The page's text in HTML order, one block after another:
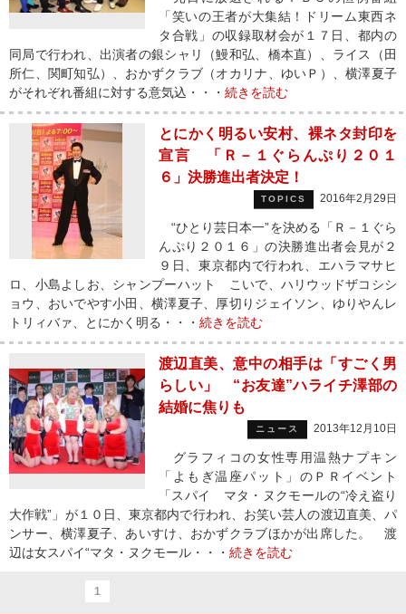
「笑いの王者が大集結！ドリーム東西ネ
タ合戦」の収録取材会が１７日、都内の
同局で行われ、出演者の銀シャリ（鰻和弘、橋本直）、ライス（田
所仁、関町知弘）、おかずクラブ（オカリナ、ゆいＰ）、横澤夏子
がそれぞれ番組に対する意気込・・・ 続きを読む
とにかく明るい安村、裸ネタ封印を
宣言 「Ｒ－１ぐらんぷり２０１
６」決勝進出者決定！
TOPICS 2016年2月29日
“ひとり芸日本一”を決める「Ｒ－１ぐら
んぷり２０１６」の決勝進出者会見が２
９日、東京都内で行われ、エハラマサヒ
ロ、小島よしお、シャンプーハット こいで、ハリウッドザコシシ
ョウ、おいでやす小田、横澤夏子、厚切りジェイソン、ゆりやんレ
トリィバァ、とにかく明る・・・ 続きを読む
渡辺直美、意中の相手は「すごく男
らしい」 “お友達”ハライチ澤部の
結婚に焦りも
ニュース 2013年12月10日
グラフィコの女性専用温熱ナプキン
「よもぎ温座パット」のＰＲイベント
「スパイ マタ・ヌクモールの“冷え盗り
大作戦”」が１０日、東京都内で行われ、お笑い芸人の渡辺直美、パ
ンサー、横澤夏子、あいすけ、おかずクラブほかが出席した。 渡
辺は女スパイ“マタ・ヌクモール・・・ 続きを読む
1